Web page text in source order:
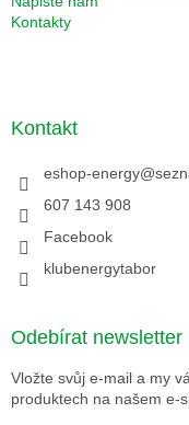
Kontakty
Kontakt
eshop-energy@
607 143 908
Facebook
klubenergytabor
Odebírat newsletter
Vložte svůj e-mail a my
produktech na našem e-